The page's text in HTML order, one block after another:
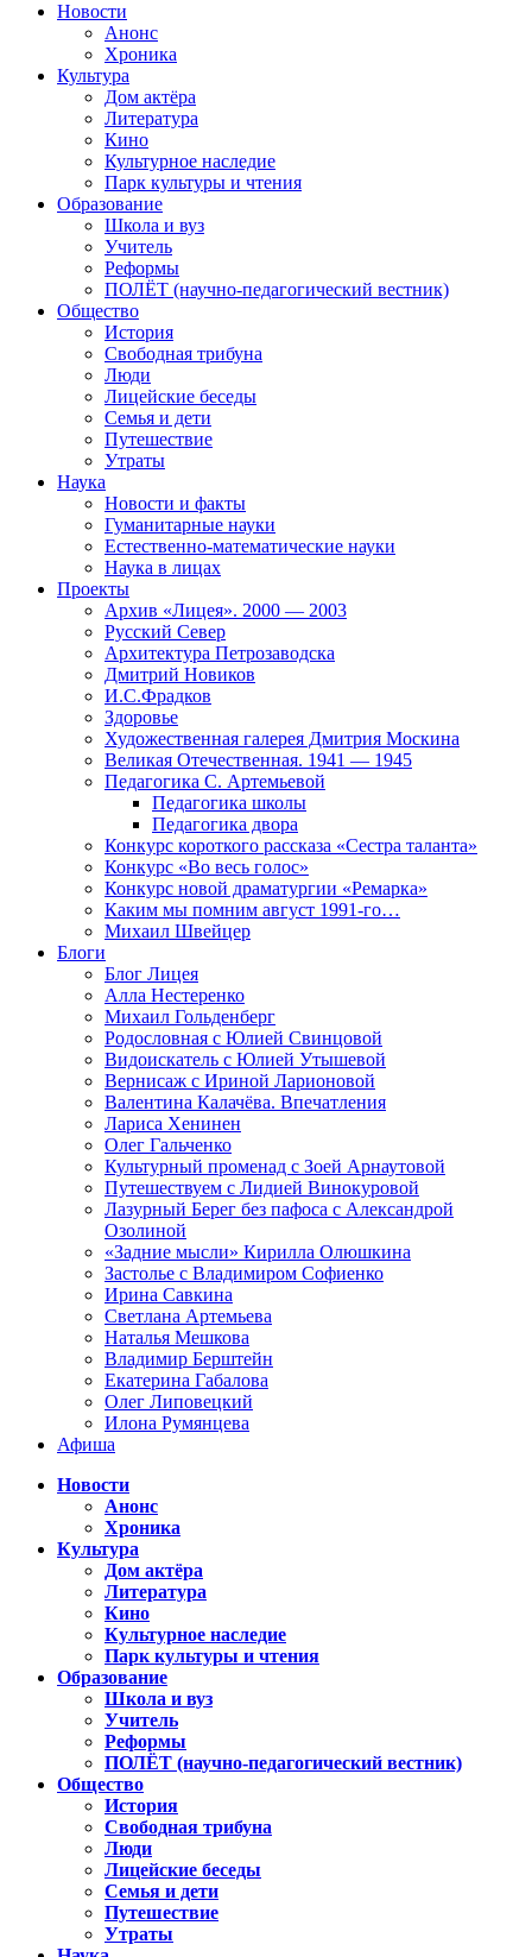
Новости
Анонс
Хроника
Культура
Дом актёра
Литература
Кино
Культурное наследие
Парк культуры и чтения
Образование
Школа и вуз
Учитель
Реформы
ПОЛЁТ (научно-педагогический вестник)
Общество
История
Свободная трибуна
Люди
Лицейские беседы
Семья и дети
Путешествие
Утраты
Наука
Новости и факты
Гуманитарные науки
Естественно-математические науки
Наука в лицах
Проекты
Архив «Лицея». 2000 — 2003
Русский Север
Архитектура Петрозаводска
Дмитрий Новиков
И.С.Фрадков
Здоровье
Художественная галерея Дмитрия Москина
Великая Отечественная. 1941 — 1945
Педагогика С. Артемьевой
Педагогика школы
Педагогика двора
Конкурс короткого рассказа «Сестра таланта»
Конкурс «Во весь голос»
Конкурс новой драматургии «Ремарка»
Каким мы помним август 1991-го…
Михаил Швейцер
Блоги
Блог Лицея
Алла Нестеренко
Михаил Гольденберг
Родословная с Юлией Свинцовой
Видоискатель с Юлией Утышевой
Вернисаж с Ириной Ларионовой
Валентина Калачёва. Впечатления
Лариса Хенинен
Олег Гальченко
Культурный променад с Зоей Арнаутовой
Путешествуем с Лидией Винокуровой
Лазурный Берег без пафоса с Александрой
Озолиной
«Задние мысли» Кирилла Олюшкина
Застолье с Владимиром Софиенко
Ирина Савкина
Светлана Артемьева
Наталья Мешкова
Владимир Берштейн
Екатерина Габалова
Олег Липовецкий
Илона Румянцева
Афиша
Новости
Анонс
Хроника
Культура
Дом актёра
Литература
Кино
Культурное наследие
Парк культуры и чтения
Образование
Школа и вуз
Учитель
Реформы
ПОЛЁТ (научно-педагогический вестник)
Общество
История
Свободная трибуна
Люди
Лицейские беседы
Семья и дети
Путешествие
Утраты